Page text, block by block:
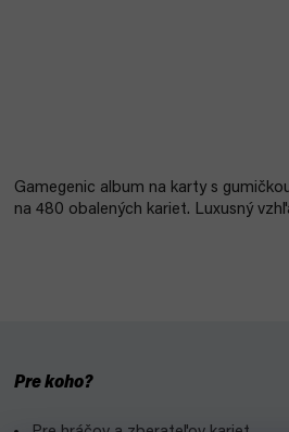
Gamegenic album na karty s
na 480 obalených kariet. Luxusný
Pre koho?